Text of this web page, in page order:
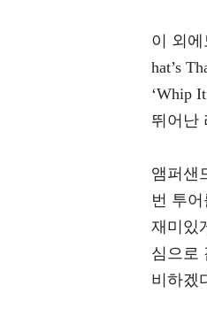
이 외
hat’s
‘Whip
뛰어난
앰퍼샌
번 투
재미있
심으로
비하겠